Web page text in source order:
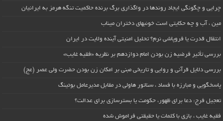
چرایی و چگونگی ایجاد روندها در واگذاری برگ برنده حاکمیت تنگه هرمز به ایرانیان
مین ، آب و چه حکایتی است خونبهای دختران میناب
انتقال قدرت یا فروپاشی نرم؟ تحلیل امنیتی آینده ولایت در ایران
بررسی تأثیر فرضیه زن بودن امام دوازدهم بر نظریه «فقیه غایب»
بررسی دلایل قرآنی و روایی و تاریخی مبنی بر امکان زن بودن حضرت ولی عصر (عج)
پاسخگویی و مبارزه با فساد ، سناتور هاولی در مقابل مدیرعامل بوئینگ
تعجیل فرج: دعا برای ظهور، حکومت یا بسترسازی برای عدالت؟
فقیه غایب ، بازی با کلمات یا حقیقتی فراموش شده